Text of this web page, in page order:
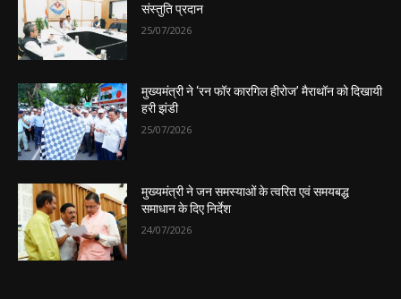
संस्तुति प्रदान
25/07/2026
मुख्यमंत्री ने ‘रन फॉर कारगिल हीरोज’ मैराथॉन को दिखायी
हरी झंडी
25/07/2026
मुख्यमंत्री ने जन समस्याओं के त्वरित एवं समयबद्ध
समाधान के दिए निर्देश
24/07/2026